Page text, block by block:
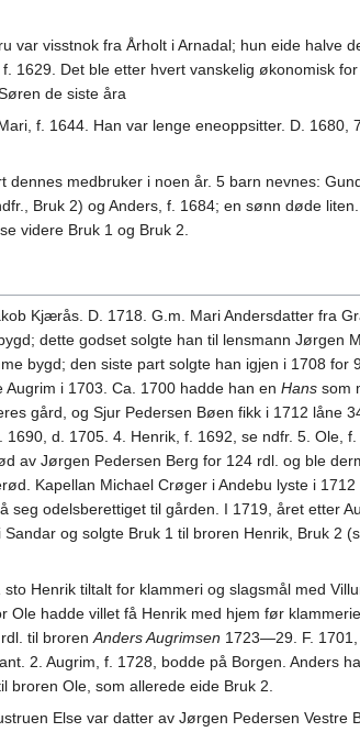
var visstnok fra Årholt i Arnadal; hun eide halve
1629. Det ble etter hvert vanskelig økonomisk
de siste åra
f. 1644. Han var lenge eneoppsitter. D.
medbruker i noen år. 5 barn nevnes:
Bruk 2) og Anders, f. 1684; en sønn døde
videre Bruk 1 og Bruk 2.
Kjærås. D. 1718. G.m. Mari Andersdatter fra
dette godset solgte han til lensmann Jørgen
bygd; den siste part solgte han igjen i 1708 for
i 1703. Ca. 1700 hadde han en Hans som
gård, og Sjur Pedersen Bøen fikk i 1712 låne
d. 1705. 4. Henrik, f. 1692, se ndfr. 5. Ole,
av Jørgen Pedersen Berg for 124 rdl. og ble
Kapellan Michael Crøger i Andebu lyste i
odelsberettiget til gården. I 1719, året etter
og solgte Bruk 1 til broren Henrik, Bruk 2
Henrik tiltalt for klammeri og slagsmål med
hadde villet få Henrik med hjem før
rdl. til brorenAnders Augrimsen 1723—29. F.
2. Augrim, f. 1728, bodde på Borgen. Anders
broren Ole, som allerede eide Bruk 2.
Else var datter av Jørgen Pedersen Vestre